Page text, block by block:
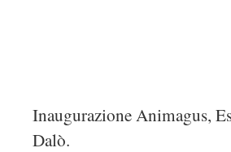
Inaugurazione Animagus,
Dalò.